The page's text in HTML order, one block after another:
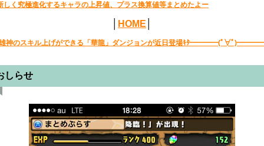
しく究極進化するキャラの上昇値、プラス換算値等まとめたよー
HOME
神のスキル上げができる「華龍」ダンジョンが近日登場ｷﾀ━━━━(ﾟ∀ﾟ
しらせ